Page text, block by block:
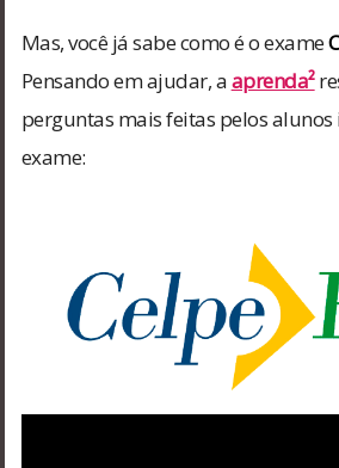
Mas, você já sabe como é o exame
Pensando em ajudar, aaprenda²
perguntas mais feitas pelos alunos
exame: